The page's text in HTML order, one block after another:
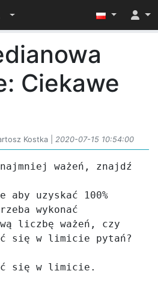
Ciekawe
Kostka | 2020-07-15 10:54:00
ważeń, znajdź
aby uzyskać 100%
wykonać
liczbę ważeń, czy
się w limicie pytań?
się w limicie.